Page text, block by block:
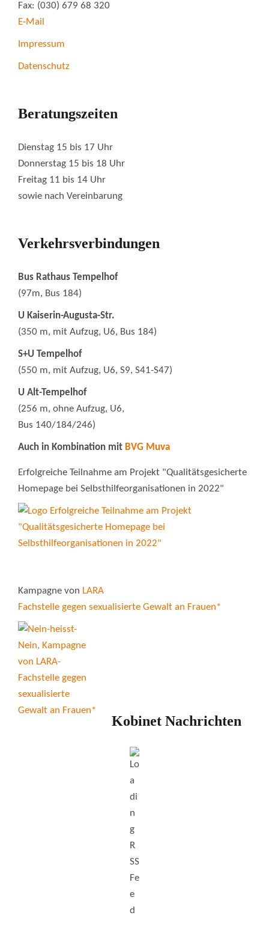
Fax: (030) 679 68 320
E-Mail
Impressum
Datenschutz
Beratungszeiten
Dienstag 15 bis 17 Uhr
Donnerstag 15 bis 18 Uhr
Freitag 11 bis 14 Uhr
sowie nach Vereinbarung
Verkehrsverbindungen
Bus Rathaus Tempelhof
(97m, Bus 184)
U Kaiserin-Augusta-Str.
(350 m, mit Aufzug, U6, Bus 184)
S+U Tempelhof
(550 m, mit Aufzug, U6, S9, S41-S47)
U Alt-Tempelhof
(256 m, ohne Aufzug, U6,
Bus 140/184/246)
Auch in Kombination mit BVG Muva
Erfolgreiche Teilnahme am Projekt "Qualitätsgesicherte
Homepage bei Selbsthilfeorganisationen in 2022"
Kampagne von LARA
Fachstelle gegen sexualisierte Gewalt an Frauen*
Kobinet Nachrichten